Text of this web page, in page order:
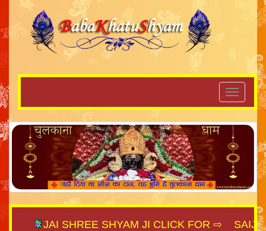
JAI SHREE SHYAM JI CLICK FOR ⇨